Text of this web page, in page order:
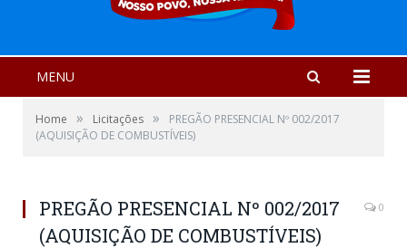
MENU
Home » Licitações »
PREGÃO PRESENCIAL Nº 002/2017
(AQUISIÇÃO DE COMBUSTÍVEIS)
PREGÃO PRESENCIAL Nº 002/2017
(AQUISIÇÃO DE COMBUSTÍVEIS)
0